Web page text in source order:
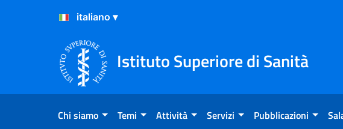
Salta al Contenuto
Salta al Footer
Istituto Superiore di Sanità
Chi siamo Temi Attività Servizi Pubblicazioni